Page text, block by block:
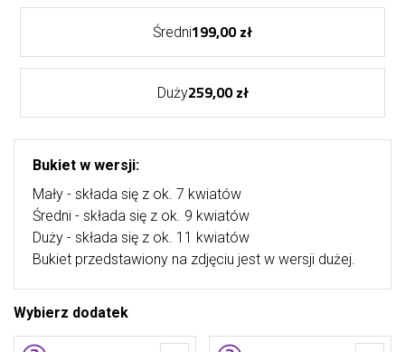
Średni199,00 zł
Duży259,00 zł
Bukiet w wersji:
Mały - składa się z ok. 7 kwiatów
Średni - składa się z ok. 9 kwiatów
Duży - składa się z ok. 11 kwiatów
Bukiet przedstawiony na zdjęciu jest w wersji dużej.
Wybierz dodatek